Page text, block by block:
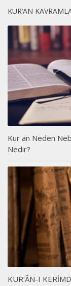
KUR’AN
Kur an Neden
Nedir?
KUR’ÂN-I